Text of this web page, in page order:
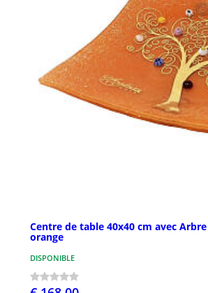
Centre de table 40x40 cm avec
orange
DISPONIBLE